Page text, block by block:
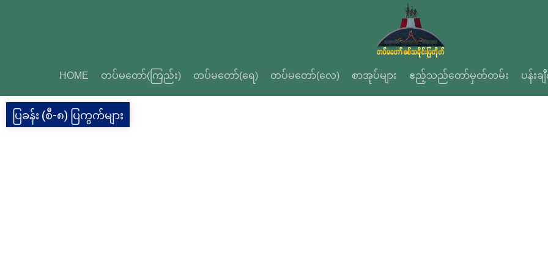
HOME တပ်မတော်(ကြည်း) တပ်မတော်(ရေ) တပ်မတော်(လေ) စာအုပ်များ ဧည့်သည်တော်မှတ်တမ်း ပန်းခ
ပြခန်း (စီ-၈) ပြကွက်များ